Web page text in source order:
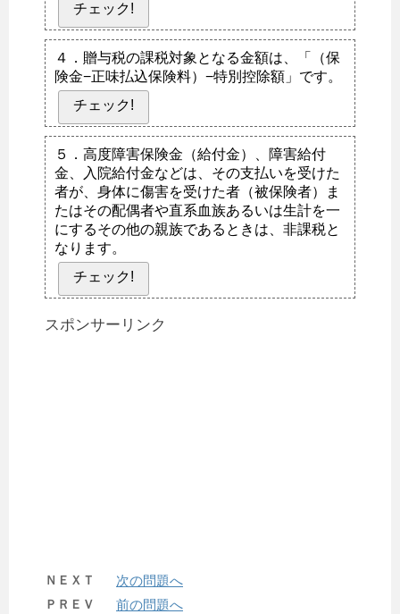
チェック!
４．贈与税の課税対象となる金額は、「（保
険金−正味払込保険料）−特別控除額」です。
チェック!
５．高度障害保険金（給付金）、障害給付
金、入院給付金などは、その支払いを受けた
者が、身体に傷害を受けた者（被保険者）ま
たはその配偶者や直系血族あるいは生計を一
にするその他の親族であるときは、非課税と
なります。
チェック!
スポンサーリンク
ＮＥＸＴ 次の問題へ
ＰＲＥＶ 前の問題へ